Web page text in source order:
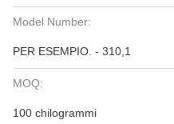
Model Number:
PER ESEMPIO. - 310,1
MOQ:
100 chilogrammi